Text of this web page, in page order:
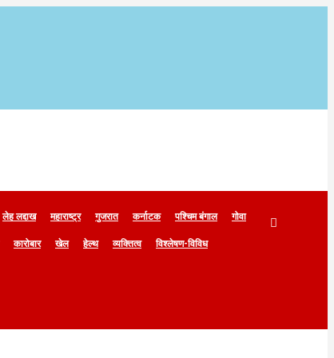
लेह लद्दाख महाराष्ट्र गुजरात कर्नाटक पश्चिम बंगाल गोवा
कारोबार खेल हेल्थ व्यक्तित्व विश्लेषण-विविध